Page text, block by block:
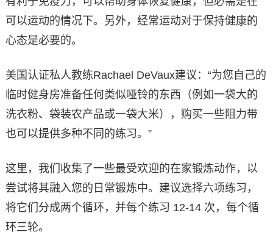
可以运动的情况下。另外，经常运动对于保持健康的
心态是必要的。
美国认证私人教练Rachael DeVaux建议：“为您自己的
临时健身房准备任何类似哑铃的东西（例如一袋大的
洗衣粉、袋装农产品或一袋大米），购买一些阻力带
也可以提供多种不同的练习。”
这里，我们收集了一些最受欢迎的在家锻炼动作，以
尝试将其融入您的日常锻炼中。建议选择六项练习，
将它们分成两个循环，并每个练习 12-14 次，每个循
环三轮。